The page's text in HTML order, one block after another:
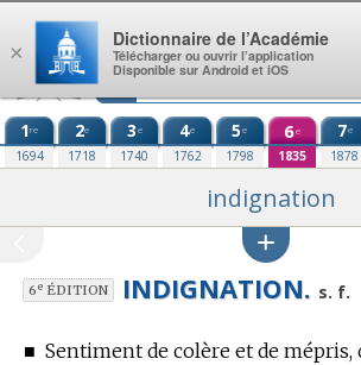
Aller au contenu
1re
1694
2e
1718
3e
1740
4e
1762
5e
1798
6e
1835
7e
1878
indignation
6eÉDITION INDIGNATION. s. f.
■ Sentiment de colère et de mépris,
×
Dictionnaire de l’Académie
Télécharger ou ouvrir l’application
Disponible sur Android et iOS